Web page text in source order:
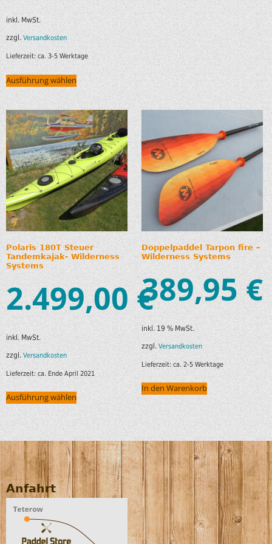
inkl. MwSt.
zzgl.Versandkosten
Lieferzeit:ca. 3-5 Werktage
Ausführung wählen
Polaris 180T Steuer
Tandemkajak- Wilderness
Systems
2.499,00€
inkl. MwSt.
zzgl.Versandkosten
Lieferzeit:ca. Ende April 2021
Ausführung wählen
Doppelpaddel Tarpon fire –
Wilderness Systems
389,95€
inkl. 19 % MwSt.
zzgl.Versandkosten
Lieferzeit:ca. 2-5 Werktage
In den Warenkorb
Anfahrt